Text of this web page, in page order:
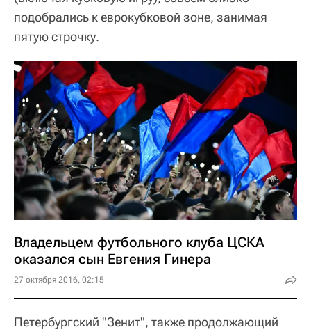
подобрались к еврокубковой зоне, занимая
пятую строчку.
Владельцем футбольного клуба ЦСКА
оказался сын Евгения Гинера
27 октября 2016, 02:15
Петербургский "Зенит", также продолжающий